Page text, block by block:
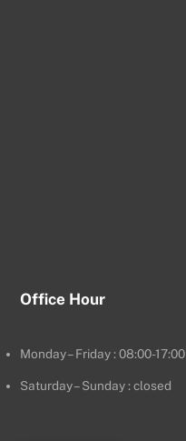
Office Hour
Monday – Friday : 08:00-17:00
Saturday – Sunday : closed